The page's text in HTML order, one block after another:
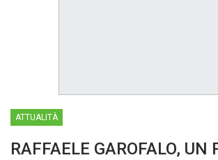
ATTUALITÀ
RAFFAELE GAROFALO, UN